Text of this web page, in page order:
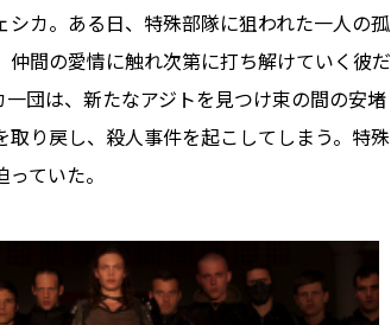
カ。ある日、特殊部隊に狙われた一人の孤
間の愛情に触れ次第に打ち解けていく彼だ
団は、新たなアジトを見つけ束の間の安堵
り戻し、殺人事件を起こしてしまう。特殊
ていた。